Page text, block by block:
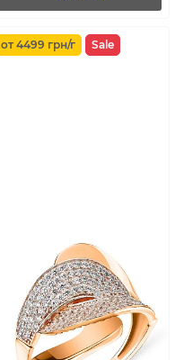
от 4499 грн/г Sale